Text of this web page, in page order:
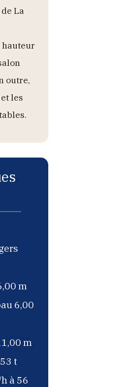
La
hauteur
outre,
les
m
6,00
m
t
à 56